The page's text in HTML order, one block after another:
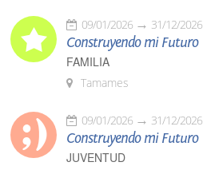
09/01/2026 31/12/2026
Construyendo mi Futuro
FAMILIA
Tamames
09/01/2026 31/12/2026
Construyendo mi Futuro
JUVENTUD